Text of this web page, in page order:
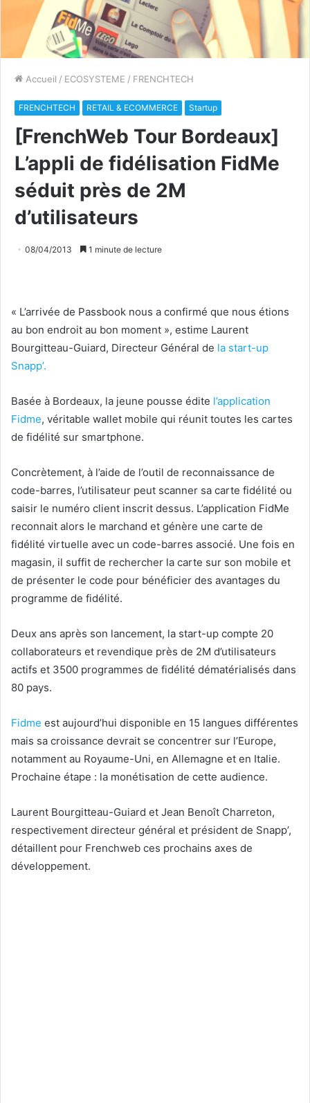
Accueil / ECOSYSTEME / FRENCHTECH
FRENCHTECH RETAIL & ECOMMERCE Startup
[FrenchWeb Tour Bordeaux]
L’appli de fidélisation FidMe
séduit près de 2M
d’utilisateurs
08/04/2013 1 minute de lecture
« L’arrivée de Passbook nous a confirmé que nous étions
au bon endroit au bon moment », estime Laurent
Bourgitteau-Guiard, Directeur Général de la start-up
Snapp’.
Basée à Bordeaux, la jeune pousse édite l’application
Fidme, véritable wallet mobile qui réunit toutes les cartes
de fidélité sur smartphone.
Concrètement, à l’aide de l’outil de reconnaissance de
code-barres, l’utilisateur peut scanner sa carte fidélité ou
saisir le numéro client inscrit dessus. L’application FidMe
reconnait alors le marchand et génère une carte de
fidélité virtuelle avec un code-barres associé. Une fois en
magasin, il suffit de rechercher la carte sur son mobile et
de présenter le code pour bénéficier des avantages du
programme de fidélité.
Deux ans après son lancement, la start-up compte 20
collaborateurs et revendique près de 2M d’utilisateurs
actifs et 3500 programmes de fidélité dématérialisés dans
80 pays.
Fidme est aujourd’hui disponible en 15 langues différentes
mais sa croissance devrait se concentrer sur l’Europe,
notamment au Royaume-Uni, en Allemagne et en Italie.
Prochaine étape : la monétisation de cette audience.
Laurent Bourgitteau-Guiard et Jean Benoît Charreton,
respectivement directeur général et président de Snapp’,
détaillent pour Frenchweb ces prochains axes de
développement.